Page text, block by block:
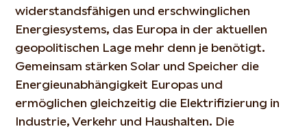
widerstandsfähigen und erschwinglichen
Energiesystems, das Europa in der aktuellen
geopolitischen Lage mehr denn je benötigt.
Gemeinsam stärken Solar und Speicher die
Energieunabhängigkeit Europas und
ermöglichen gleichzeitig die Elektrifizierung in
Industrie, Verkehr und Haushalten. Die